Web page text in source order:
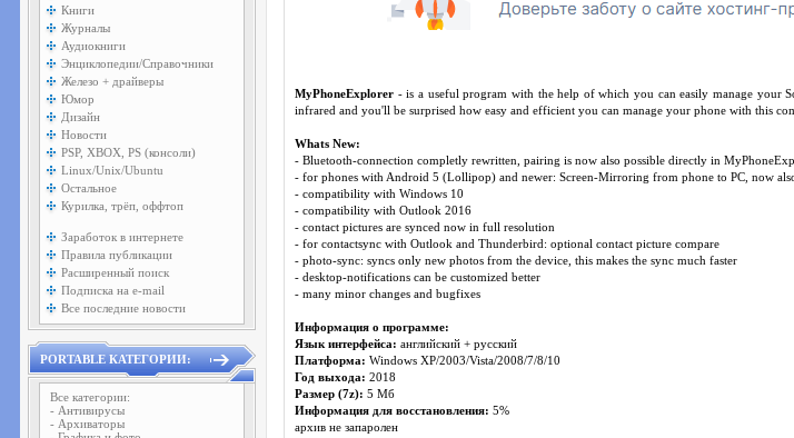
Книги
Журналы
Аудиокниги
Энциклопедии/Справочники
Железо + драйверы
Юмор
Дизайн
Новости
PSP, XBOX, PS (консоли)
Linux/Unix/Ubuntu
Остальное
Курилка, трёп, оффтоп
Заработок в интернете
Правила публикации
Расширенный поиск
Подписка на e-mail
Все последние новости
PORTABLE КАТЕГОРИИ:
Все категории:
- Антивирусы
- Архиваторы
MyPhoneExplorer - is a useful program with the help of which you can easily manage your
infrared and you'll be surprised how easy and efficient you can manage your phone with this
Whats New:
- Bluetooth-connection completly rewritten, pairing is now also possible directly in
- for phones with Android 5 (Lollipop) and newer: Screen-Mirroring from phone to PC, now
- compatibility with Windows 10
- compatibility with Outlook 2016
- contact pictures are synced now in full resolution
- for contactsync with Outlook and Thunderbird: optional contact picture compare
- photo-sync: syncs only new photos from the device, this makes the sync much faster
- desktop-notifications can be customized better
- many minor changes and bugfixes
Информация о программе:
Язык интерфейса: английский + русский
Платформа: Windows XP/2003/Vista/2008/7/8/10
Год выхода: 2018
Размер (7z): 5 Мб
Информация для восстановления: 5%
архив не запаролен